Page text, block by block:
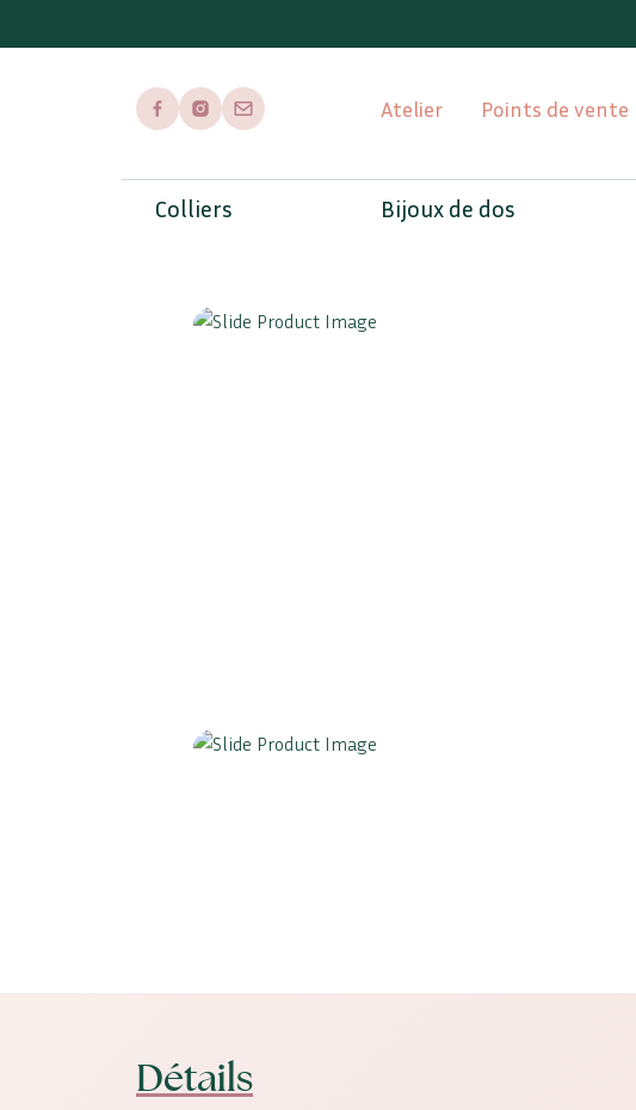
Atelier Points de vente
Page Facebook
Page Instagram
Envoyer un mail
Colliers Bijoux de dos
Détails